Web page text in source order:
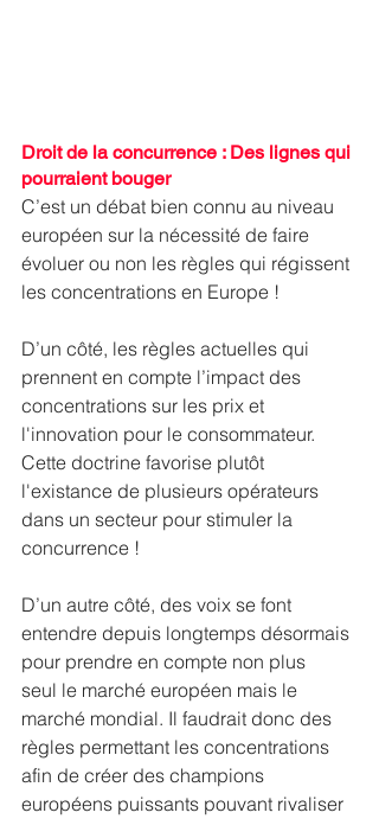
Droit de la concurrence : Des lignes qui
pourraient bouger
C’est un débat bien connu au niveau
européen sur la nécessité de faire
évoluer ou non les règles qui régissent
les concentrations en Europe !
D’un côté, les règles actuelles qui
prennent en compte l’impact des
concentrations sur les prix et
l'innovation pour le consommateur.
Cette doctrine favorise plutôt
l'existance de plusieurs opérateurs
dans un secteur pour stimuler la
concurrence !
D’un autre côté, des voix se font
entendre depuis longtemps désormais
pour prendre en compte non plus
seul le marché européen mais le
marché mondial. Il faudrait donc des
règles permettant les concentrations
afin de créer des champions
européens puissants pouvant rivaliser